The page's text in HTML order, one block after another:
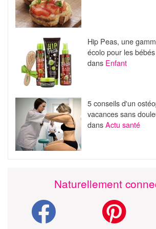
Hip Peas, une
écolo pour les
dans Enfant
5 conseils d'un
vacances sans
dansActu santé
Naturellement